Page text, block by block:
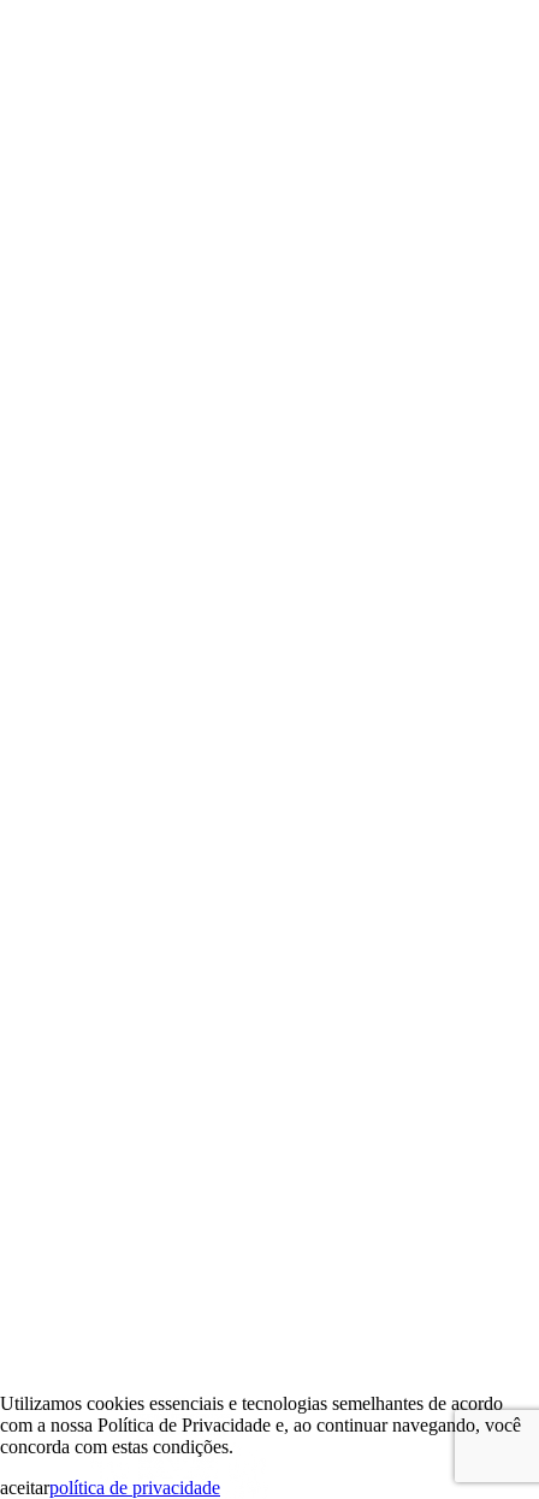
Utilizamos cookies essenciais e tecnologias semelhantes de acordo
com a nossa Política de Privacidade e, ao continuar navegando, você
concorda com estas condições.
aceitarpolítica de privacidade